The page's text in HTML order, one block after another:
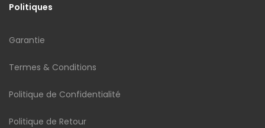
Politiques
Garantie
Termes & Conditions
Politique de Confidentialité
Politique de Retour